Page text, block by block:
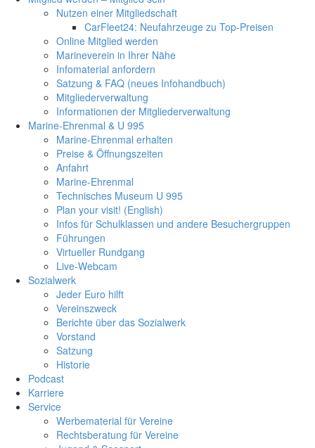
Nutzen einer Mitgliedschaft
CarFleet24: Neufahrzeuge zu Top-Preisen
Online Mitglied werden
Marineverein in Ihrer Nähe
Infomaterial anfordern
Satzung & FAQ (neues Infohandbuch)
Mitgliederverwaltung
Informationen der Mitgliederverwaltung
Marine-Ehrenmal & U 995
Marine-Ehrenmal erhalten
Preise & Öffnungszeiten
Anfahrt
Marine-Ehrenmal
Technisches Museum U 995
Plan your visit! (English)
Infos für Schulklassen und andere Besuchergruppen
Führungen
Virtueller Rundgang
Live-Webcam
Sozialwerk
Jeder Euro hilft
Vereinszweck
Berichte über das Sozialwerk
Vorstand
Satzung
Historie
Podcast
Karriere
Service
Werbematerial für Vereine
Rechtsberatung für Vereine